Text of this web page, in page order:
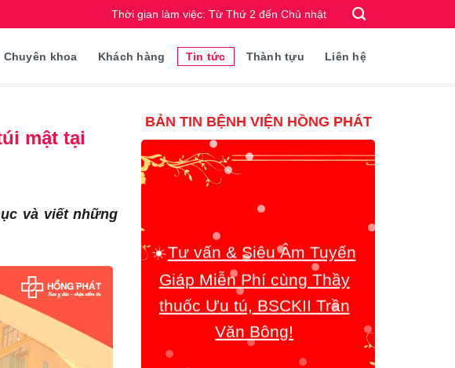
Thời gian làm việc: Từ Thứ 2 đến Chủ nhật
Chuyên khoa Khách hàng Tin tức Thành tựu Liên hệ
mật tại
và viết những
BẢN TIN BỆNH VIỆN HỒNG PHÁT
thuốc Ưu tú, BSCKII Trần
Văn Bông!
Quy trình chăm sóc Khách
Hàng rất toàn diện!